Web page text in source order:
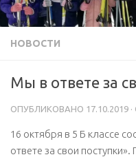
НОВОСТИ
Мы в ответе за
ОПУБЛИКОВАНО 17.10.2019
16 октября в 5 Б классе
ответе за свои